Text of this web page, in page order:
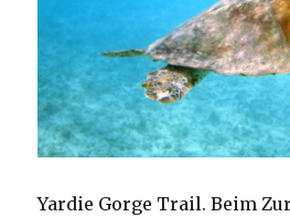
Yardie Gorge Trail. Beim